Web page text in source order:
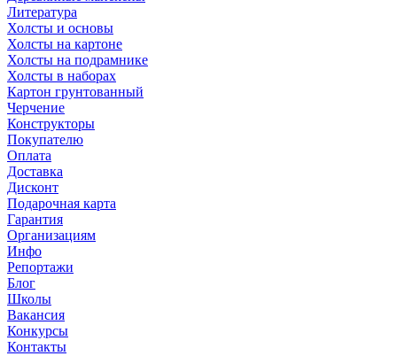
Литература
Холсты и основы
Холсты на картоне
Холсты на подрамнике
Холсты в наборах
Картон грунтованный
Черчение
Конструкторы
Покупателю
Оплата
Доставка
Дисконт
Подарочная карта
Гарантия
Организациям
Инфо
Репортажи
Блог
Школы
Вакансия
Конкурсы
Контакты